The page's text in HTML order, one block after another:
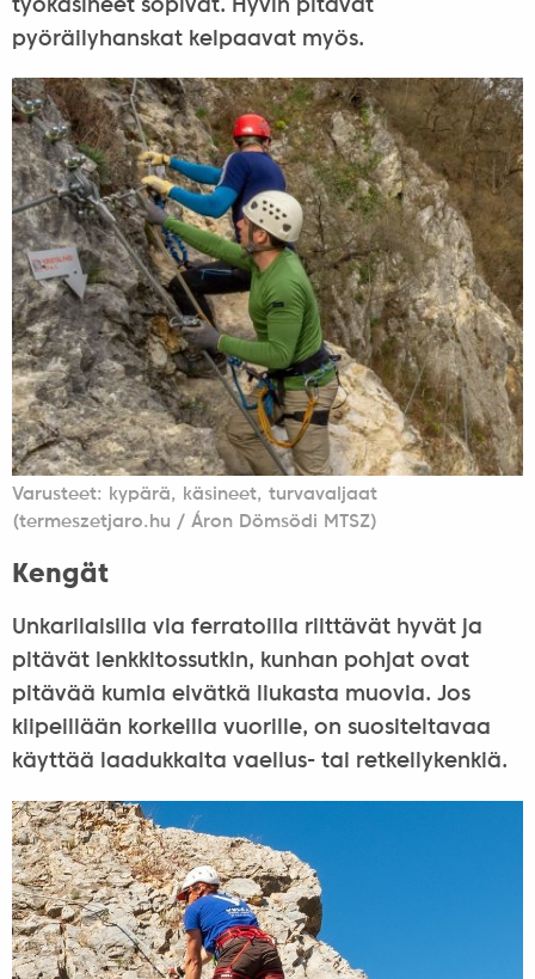
työkäsineet sopivat. Hyvin pitävät
pyöräilyhanskat kelpaavat myös.
Varusteet: kypärä, käsineet, turvavaljaat
(termeszetjaro.hu / Áron Dömsödi MTSZ)
Kengät
Unkarilaisilla via ferratoilla riittävät hyvät ja
pitävät lenkkitossutkin, kunhan pohjat ovat
pitävää kumia eivätkä liukasta muovia. Jos
kiipeillään korkeilla vuorille, on suositeltavaa
käyttää laadukkaita vaellus- tai retkeilykenkiä.